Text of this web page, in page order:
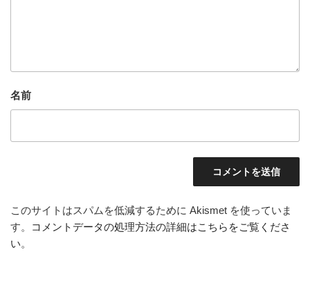
名前
このサイトはスパムを低減するために Akismet を使っていま
す。
コメントデータの処理方法の詳細はこちらをご覧くださ
い。